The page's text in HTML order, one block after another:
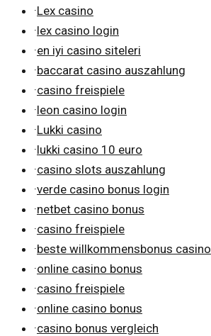
·Lex casino
·lex casino login
·en iyi casino siteleri
·baccarat casino auszahlung
·casino freispiele
·leon casino login
·Lukki casino
·lukki casino 10 euro
·casino slots auszahlung
·verde casino bonus login
·netbet casino bonus
·casino freispiele
·beste willkommensbonus casino
·online casino bonus
·casino freispiele
·online casino bonus
·casino bonus vergleich